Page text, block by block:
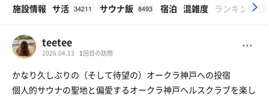
施設情報 サ活 34211 サウナ飯 8493 宿泊 混雑度 ランキング
teetee
2026.04.13 1 回目の訪問
かなり久しぶりの（そして待望の）オークラ神戸への投宿
個人的サウナの聖地と偏愛するオークラ神戸ヘルスクラブを楽し